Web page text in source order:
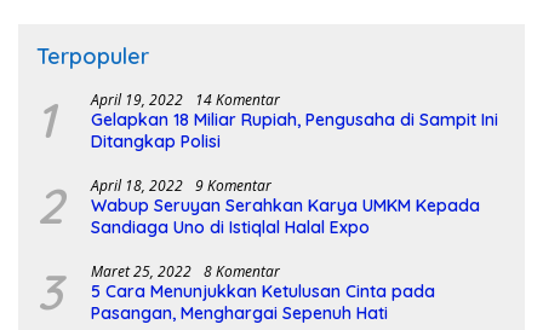
Terpopuler
1 April 19, 2022 14 Komentar
Gelapkan 18 Miliar Rupiah, Pengusaha di Sampit Ini
Ditangkap Polisi
2 April 18, 2022 9 Komentar
Wabup Seruyan Serahkan Karya UMKM Kepada
Sandiaga Uno di Istiqlal Halal Expo
3 Maret 25, 2022 8 Komentar
5 Cara Menunjukkan Ketulusan Cinta pada
Pasangan, Menghargai Sepenuh Hati